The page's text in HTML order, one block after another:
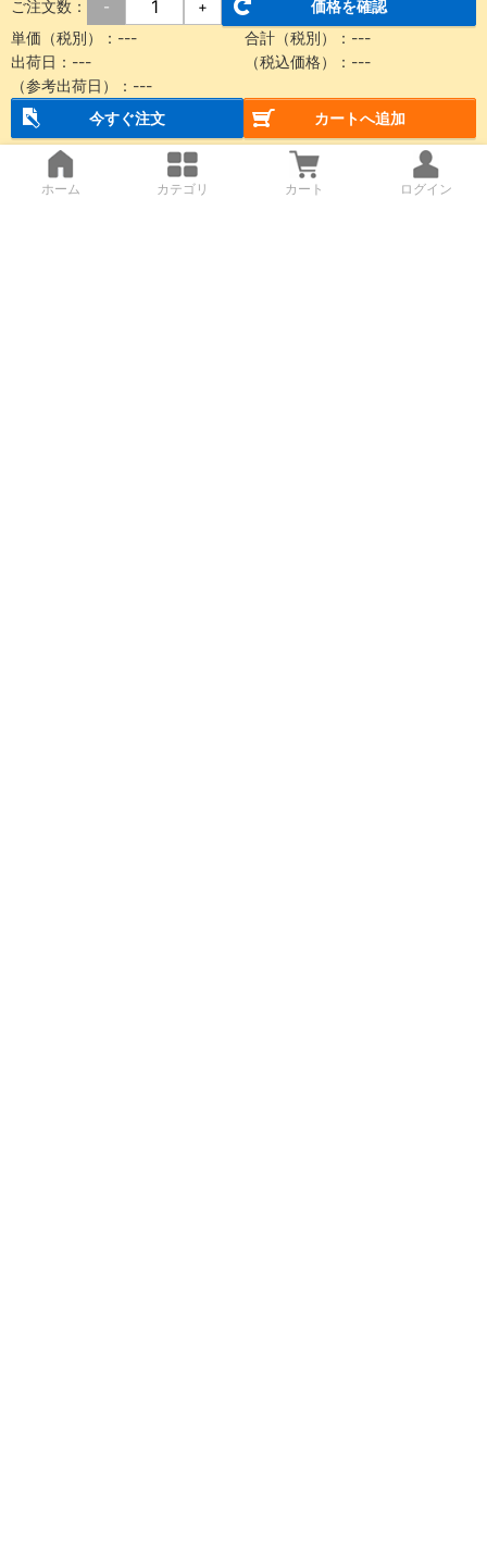
ご注文数： - +
価格を確認
単価（税別）： --- 合計（税別）： ---
出荷日： --- （税込価格）： ---
（参考出荷日）： ---
今すぐ注文
カートへ追加
ホーム カテゴリ カート ログイン